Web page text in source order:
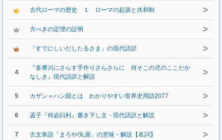
古代ローマの歴史 １ ローマの起源と共和制 >
方べきの定理の証明 >
「すでにしいだしたるさま」の現代語訳 >
4
『多摩川にさらす手作りさらさらに 何そこの児のここだか
なしき』現代語訳と解説
>
5 カザン＝ハン国とは わかりやすい世界史用語2077 >
6 孟子『何必曰利』書き下し文・現代語訳と解説 >
7 古文単語「まろや/丸屋」の意味・解説【名詞】 >